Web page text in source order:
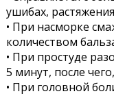
ушибах,
• При насморке
количеством
• При простуде
5 минут, после
• При головной